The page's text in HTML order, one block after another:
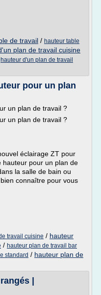
de travail / hauteur table
plan de travail cuisine
hauteur d'un plan de travail
pour un plan
un plan de travail ?
un plan de travail ?
éclairage ZT pour
hauteur pour un plan de
la salle de bain ou
connaître pour vous
travail cuisine / hauteur
/ hauteur plan de travail bar
standard / hauteur plan de
|